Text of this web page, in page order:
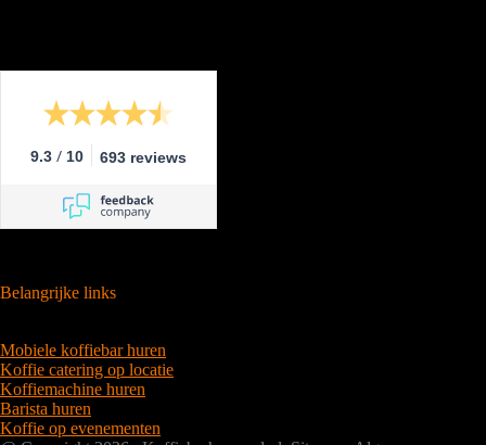
9.3 / 10 693 reviews
Belangrijke links
Mobiele koffiebar huren
Koffie catering op locatie
Koffiemachine huren
Barista huren
Koffie op evenementen